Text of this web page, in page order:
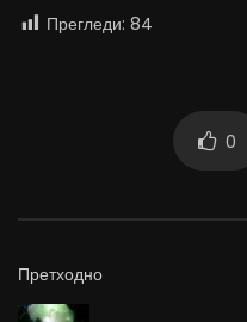
Прегледи: 84
0
Претходно